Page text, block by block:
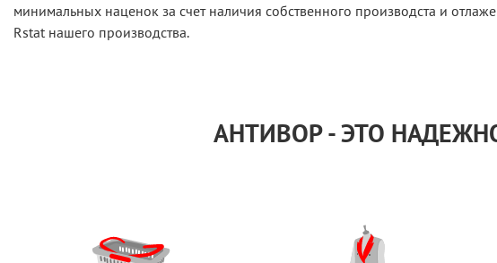
минимальных наценок за счет наличия собственного производста и
Rstat нашего производства.
АНТИВОР - ЭТО